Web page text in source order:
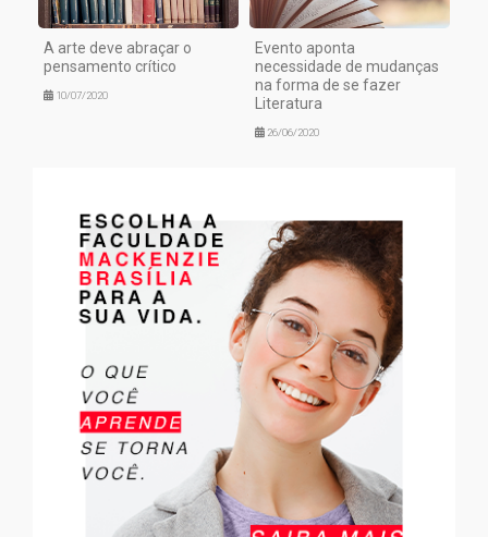
A arte deve abraçar o
pensamento crítico
10/07/2020
Evento aponta
necessidade de mudanças
na forma de se fazer
Literatura
26/06/2020